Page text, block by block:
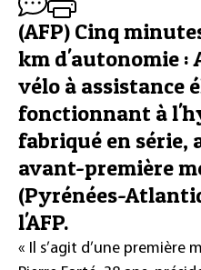
(AFP) Cinq
km d'autonomie :
vélo à assistance
fonctionnant à
fabriqué en série,
avant-première
(Pyrénées-
l'AFP.
« Il s’agit d’une première